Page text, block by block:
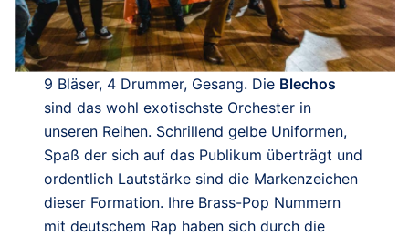
9 Bläser, 4 Drummer, Gesang. Die Blechos
sind das wohl exotischste Orchester in
unseren Reihen. Schrillend gelbe Uniformen,
Spaß der sich auf das Publikum überträgt und
ordentlich Lautstärke sind die Markenzeichen
dieser Formation. Ihre Brass-Pop Nummern
mit deutschem Rap haben sich durch die